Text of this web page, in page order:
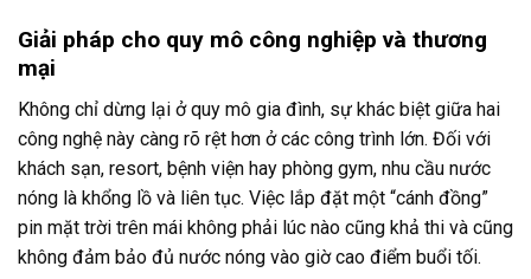
Giải pháp cho quy mô công nghiệp và thương
mại
Không chỉ dừng lại ở quy mô gia đình, sự khác biệt giữa hai
công nghệ này càng rõ rệt hơn ở các công trình lớn. Đối với
khách sạn, resort, bệnh viện hay phòng gym, nhu cầu nước
nóng là khổng lồ và liên tục. Việc lắp đặt một “cánh đồng”
pin mặt trời trên mái không phải lúc nào cũng khả thi và cũng
không đảm bảo đủ nước nóng vào giờ cao điểm buổi tối.